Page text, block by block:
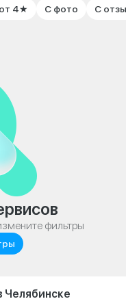
4★ С фото С
фильтры
Челябинске